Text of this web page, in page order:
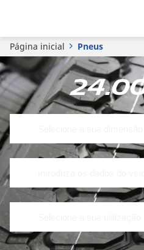
Página inicial Pneus